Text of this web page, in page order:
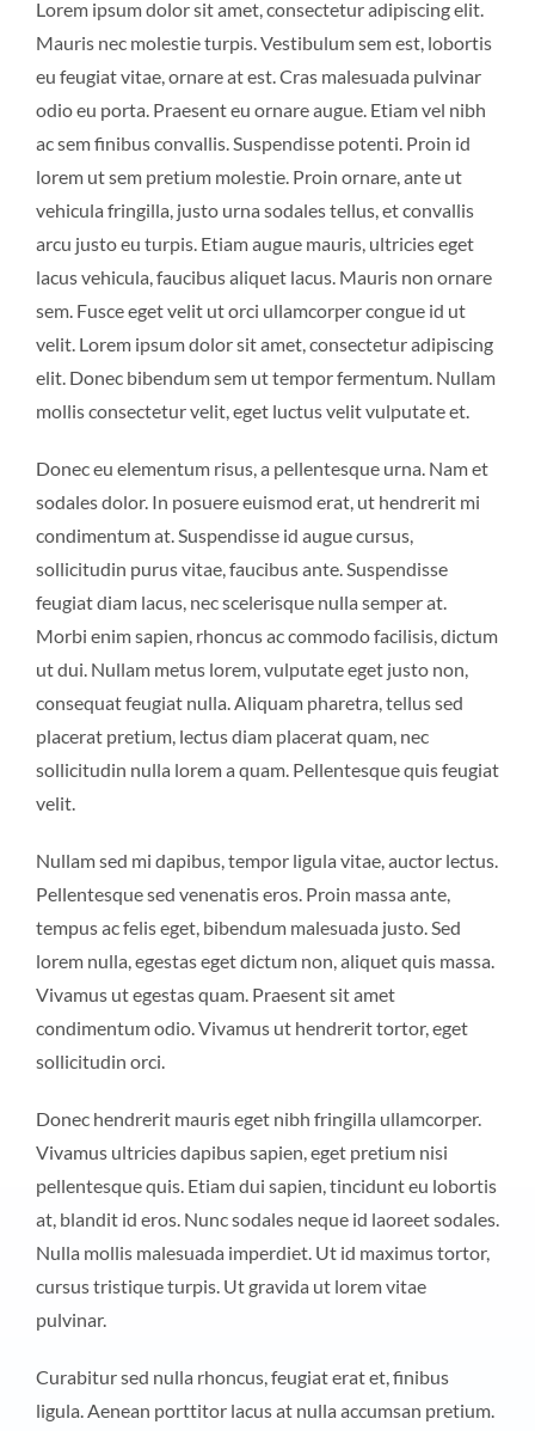
BLOG
CONTACT US
Lorem ipsum dolor sit amet, consectetur adipiscing elit.
Mauris nec molestie turpis. Vestibulum sem est, lobortis
eu feugiat vitae, ornare at est. Cras malesuada pulvinar
odio eu porta. Praesent eu ornare augue. Etiam vel nibh
ac sem finibus convallis. Suspendisse potenti. Proin id
lorem ut sem pretium molestie. Proin ornare, ante ut
vehicula fringilla, justo urna sodales tellus, et convallis
arcu justo eu turpis. Etiam augue mauris, ultricies eget
lacus vehicula, faucibus aliquet lacus. Mauris non ornare
sem. Fusce eget velit ut orci ullamcorper congue id ut
velit. Lorem ipsum dolor sit amet, consectetur adipiscing
elit. Donec bibendum sem ut tempor fermentum. Nullam
mollis consectetur velit, eget luctus velit vulputate et.
Donec eu elementum risus, a pellentesque urna. Nam et
sodales dolor. In posuere euismod erat, ut hendrerit mi
condimentum at. Suspendisse id augue cursus,
sollicitudin purus vitae, faucibus ante. Suspendisse
feugiat diam lacus, nec scelerisque nulla semper at.
Morbi enim sapien, rhoncus ac commodo facilisis, dictum
ut dui. Nullam metus lorem, vulputate eget justo non,
consequat feugiat nulla. Aliquam pharetra, tellus sed
placerat pretium, lectus diam placerat quam, nec
sollicitudin nulla lorem a quam. Pellentesque quis feugiat
velit.
Nullam sed mi dapibus, tempor ligula vitae, auctor lectus.
Pellentesque sed venenatis eros. Proin massa ante,
tempus ac felis eget, bibendum malesuada justo. Sed
lorem nulla, egestas eget dictum non, aliquet quis massa.
Vivamus ut egestas quam. Praesent sit amet
condimentum odio. Vivamus ut hendrerit tortor, eget
sollicitudin orci.
Donec hendrerit mauris eget nibh fringilla ullamcorper.
Vivamus ultricies dapibus sapien, eget pretium nisi
pellentesque quis. Etiam dui sapien, tincidunt eu lobortis
at, blandit id eros. Nunc sodales neque id laoreet sodales.
Nulla mollis malesuada imperdiet. Ut id maximus tortor,
cursus tristique turpis. Ut gravida ut lorem vitae
pulvinar.
Curabitur sed nulla rhoncus, feugiat erat et, finibus
ligula. Aenean porttitor lacus at nulla accumsan pretium.